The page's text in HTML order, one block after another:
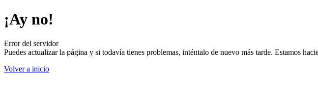
¡Ay no!
Error del servidor
Puedes actualizar la página y si todavía tienes problemas, inténtalo de nuevo más tarde. Estamos
Volver a inicio